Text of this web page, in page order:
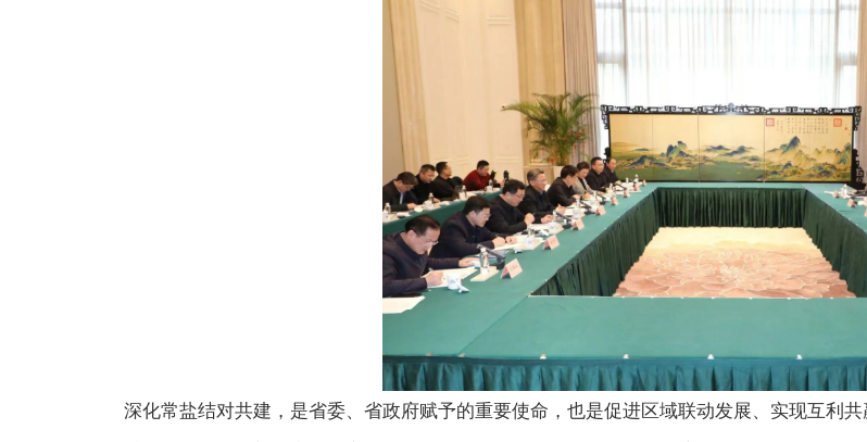
深化常盐结对共建，是省委、省政府赋予的重要使命，也是促进区域联动发展、实现互利